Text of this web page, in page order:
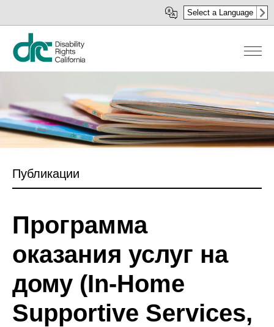
к
основному
содержанию
Select a Language
Публикации
Программа
оказания услуг на
дому (In-Home
Supportive Services,